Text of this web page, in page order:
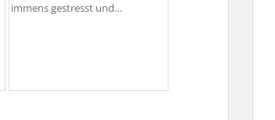
immens gestresst und…